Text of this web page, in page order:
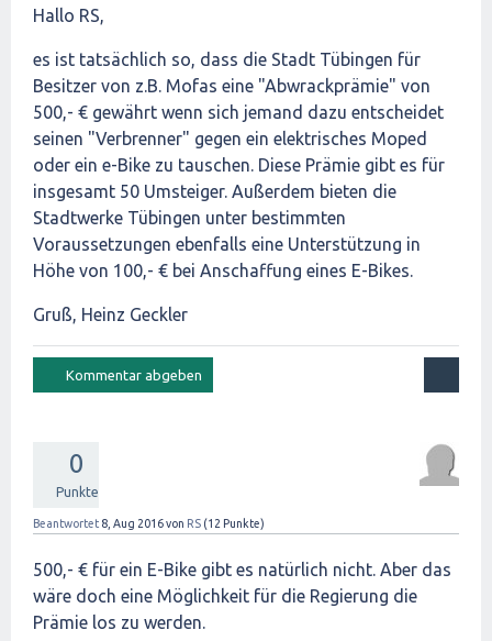
Hallo RS,
es ist tatsächlich so, dass die Stadt Tübingen für
Besitzer von z.B. Mofas eine "Abwrackprämie" von
500,- € gewährt wenn sich jemand dazu entscheidet
seinen "Verbrenner" gegen ein elektrisches Moped
oder ein e-Bike zu tauschen. Diese Prämie gibt es für
insgesamt 50 Umsteiger. Außerdem bieten die
Stadtwerke Tübingen unter bestimmten
Voraussetzungen ebenfalls eine Unterstützung in
Höhe von 100,- € bei Anschaffung eines E-Bikes.
Gruß, Heinz Geckler
0
Punkte
Beantwortet 8, Aug 2016von RS (12 Punkte)
500,- € für ein E-Bike gibt es natürlich nicht. Aber das
wäre doch eine Möglichkeit für die Regierung die
Prämie los zu werden.